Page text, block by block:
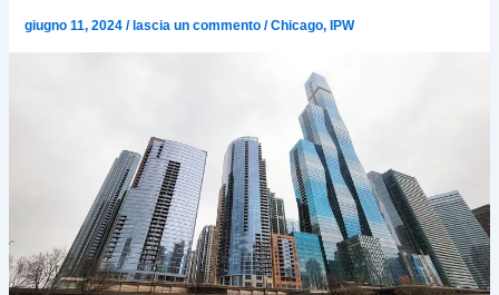
giugno 11, 2024/ lascia un commento /Chicago, IPW